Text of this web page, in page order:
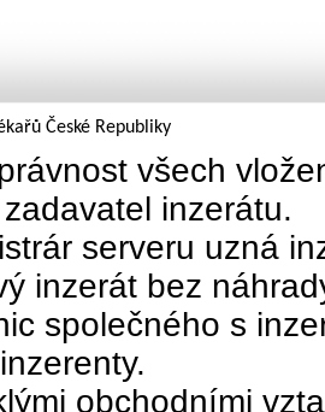
České Republiky
všech
inzerátu.
serveru uzná
inzerát bez
společného s
obchodními